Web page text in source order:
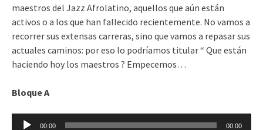
maestros del Jazz Afrolatino, aquellos que aún están
activos o a los que han fallecido recientemente. No vamos a
recorrer sus extensas carreras, sino que vamos a repasar sus
actuales caminos: por eso lo podríamos titular “ Que están
haciendo hoy los maestros ? Empecemos…
Bloque A
Reproductor
00:00 00:00